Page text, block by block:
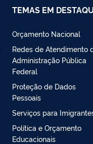
TEMAS EM
Orçamento Nacional
Redes de Atendimento
Administração Pública
Federal
Proteção de Dados
Pessoais
Serviços para
Política e Orçamento
Educacionais